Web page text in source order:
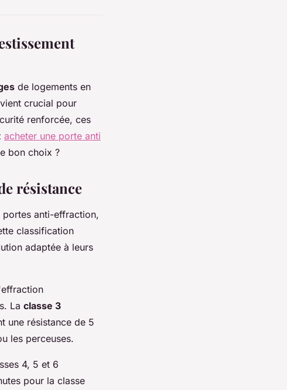
de logements en
crucial pour
renforcée, ces
acheter une porte anti
bon choix ?
résistance
portes anti-effraction,
classification
adaptée à leurs
La classe 3
une résistance de 5
les perceuses.
4, 5 et 6
pour la classe